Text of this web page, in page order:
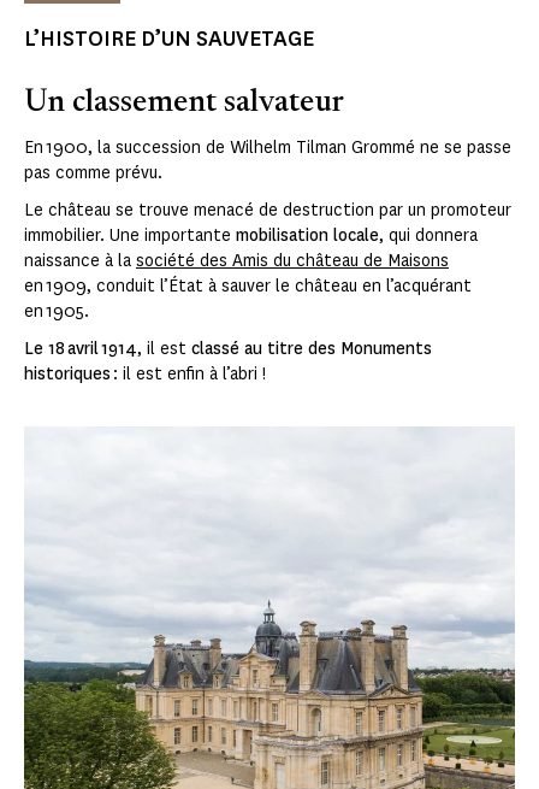
L’HISTOIRE D’UN SAUVETAGE
Un classement salvateur
En 1900, la succession de Wilhelm Tilman Grommé ne se passe
pas comme prévu.
Le château se trouve menacé de destruction par un promoteur
immobilier. Une importante mobilisation locale, qui donnera
naissance à la société des Amis du château de Maisons
en 1909, conduit l’État à sauver le château en l’acquérant
en 1905.
Le 18 avril 1914, il est classé au titre des Monuments
historiques : il est enfin à l’abri !